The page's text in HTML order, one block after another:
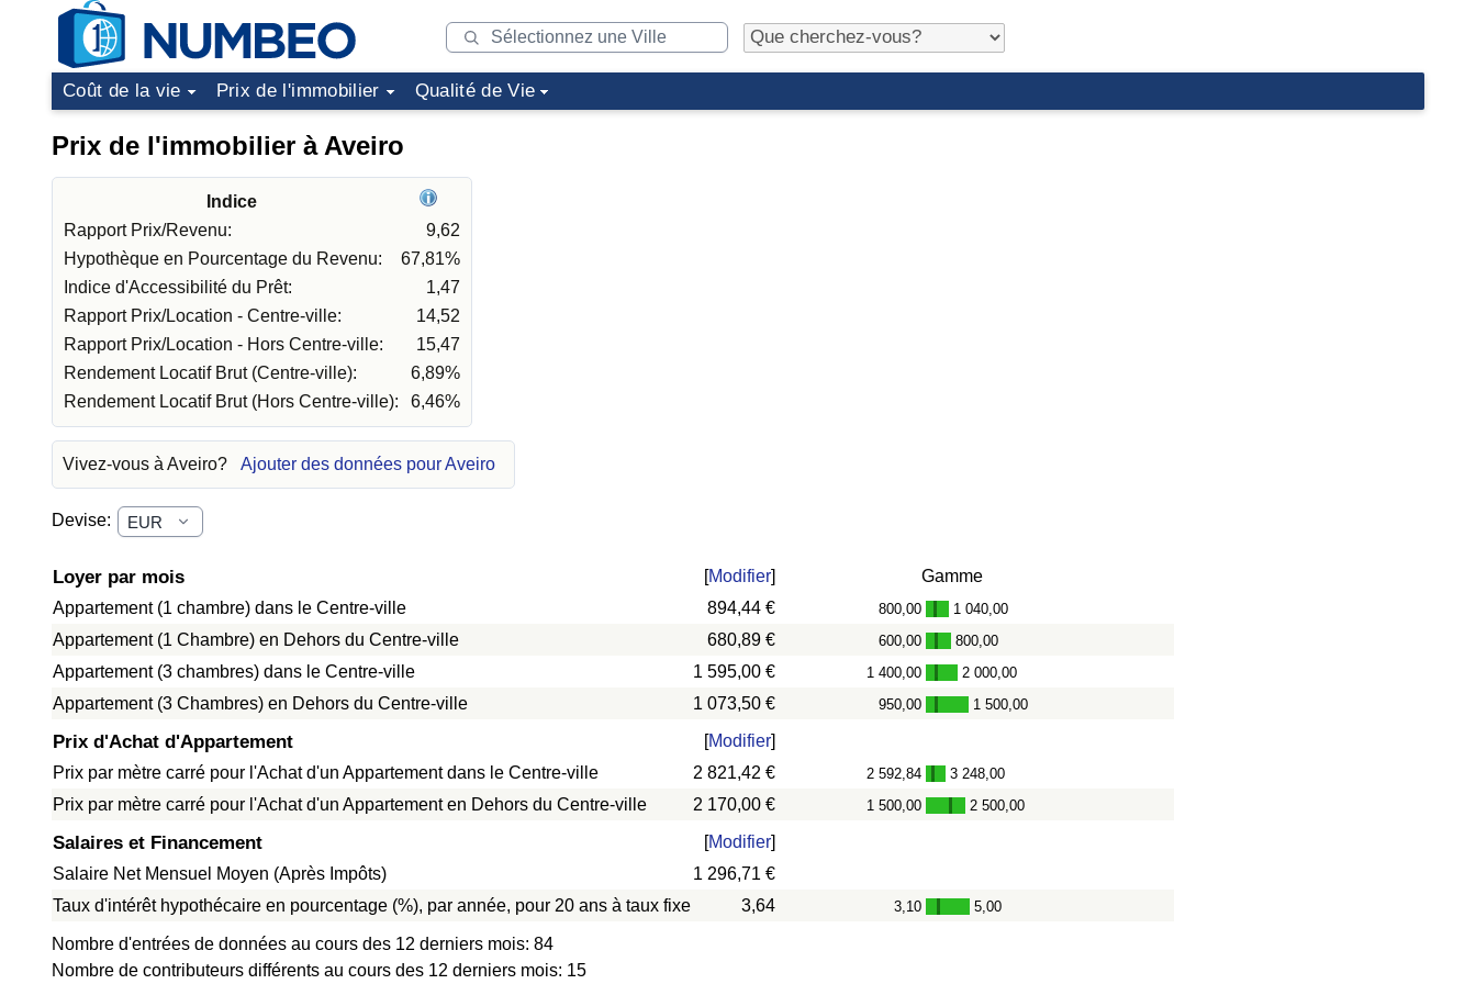
Coût de la vie Prix de l'immobilier Qualité de Vie
Prix de l'immobilier à Aveiro
Indice
Rapport Prix/Revenu:
9,62
Hypothèque en Pourcentage du Revenu:
67,81%
Indice d'Accessibilité du Prêt:
1,47
Rapport Prix/Location - Centre-ville:
14,52
Rapport Prix/Location - Hors Centre-ville:
15,47
Rendement Locatif Brut (Centre-ville):
6,89%
Rendement Locatif Brut (Hors Centre-ville):
6,46%
Vivez-vous à Aveiro? Ajouter des données pour Aveiro
Devise:
Loyer par mois [Modifier]
Gamme
Appartement (1 chambre) dans le Centre-ville
894,44 € 800,00 - 1 040,00
Appartement (1 Chambre) en Dehors du Centre-ville 680,89 € 600,00 - 800,00
Appartement (3 chambres) dans le Centre-ville 1 595,00 € 1 400,00 - 2 000,00
Appartement (3 Chambres) en Dehors du Centre-ville 1 073,50 € 950,00 - 1 500,00
Prix d'Achat d'Appartement [Modifier]
Prix par mètre carré pour l'Achat d'un Appartement dans le Centre-ville
2 821,42 € 2 592,84 - 3 248,00
Prix par mètre carré pour l'Achat d'un Appartement en Dehors du Centre-ville 2 170,00 € 1 500,00 - 2 500,00
Salaires et Financement [Modifier]
Salaire Net Mensuel Moyen (Après Impôts)
1 296,71 €
Taux d'intérêt hypothécaire en pourcentage (%), par année, pour 20 ans à taux fixe
3,64 3,10 - 5,00
Nombre d'entrées de données au cours des 12 derniers mois: 84
Nombre de contributeurs différents au cours des 12 derniers mois: 15